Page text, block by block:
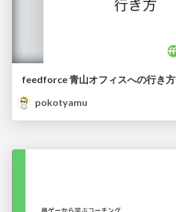
feedforce 青山オフィスへの行き方
pokotyamu